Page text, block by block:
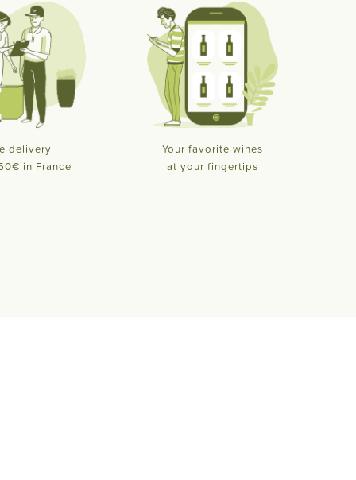
delivery
in France
Your favorite wines
at your fingertips